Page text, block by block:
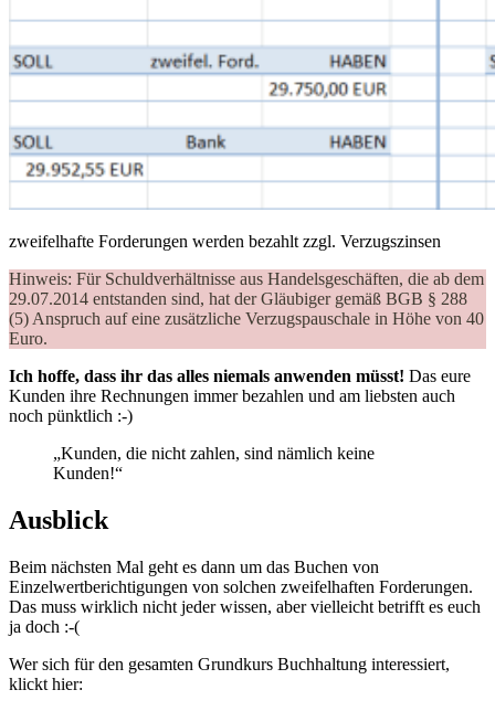
zweifelhafte Forderungen werden bezahlt zzgl. Verzugszinsen
Hinweis: Für Schuldverhältnisse aus Handelsgeschäften, die ab dem
29.07.2014 entstanden sind, hat der Gläubiger gemäß BGB § 288
(5) Anspruch auf eine zusätzliche Verzugspauschale in Höhe von 40
Euro.
Ich hoffe, dass ihr das alles niemals anwenden müsst! Das eure
Kunden ihre Rechnungen immer bezahlen und am liebsten auch
noch pünktlich :-)
„Kunden, die nicht zahlen, sind nämlich keine
Kunden!“
Ausblick
Beim nächsten Mal geht es dann um das Buchen von
Einzelwertberichtigungen von solchen zweifelhaften Forderungen.
Das muss wirklich nicht jeder wissen, aber vielleicht betrifft es euch
ja doch :-(
Wer sich für den gesamten Grundkurs Buchhaltung interessiert,
klickt hier: